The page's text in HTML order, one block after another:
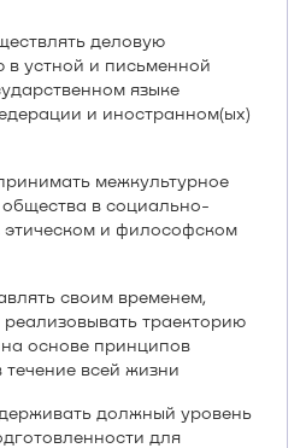
деловую
устной и письменной
языке
и иностранном(ых)
межкультурное
в социально-
этическом и философском
своим временем,
реализовывать траекторию
основе принципов
всей жизни
должный уровень
для